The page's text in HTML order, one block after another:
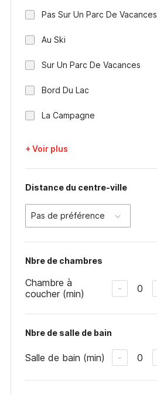
Pas Sur Un Parc De Vacances
Au Ski
Sur Un Parc De Vacances
Bord Du Lac
La Campagne
+ Voir plus
Distance du centre-ville
Pas de préférence
Nbre de chambres
Chambre à
coucher (min)
- 0
Nbre de salle de bain
Salle de bain (min) - 0